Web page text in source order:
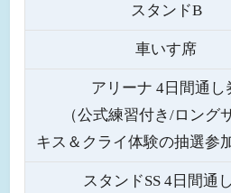
スタンドB
車いす席
アリーナ 4日間通し
（公式練習付き/ロング
キス＆クライ体験の抽選参
スタンドSS 4日間通